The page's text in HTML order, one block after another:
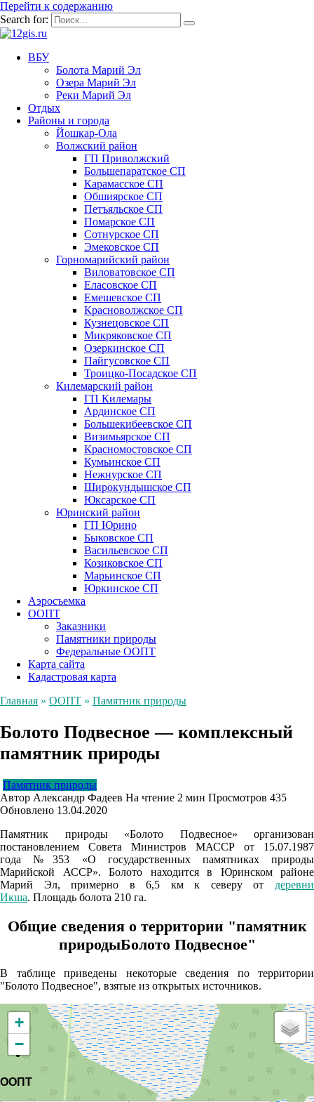
Перейти к содержанию
Search for:
ВБУ
Болота Марий Эл
Озера Марий Эл
Реки Марий Эл
Отдых
Районы и города
Йошкар-Ола
Волжский район
ГП Приволжский
Большепаратское СП
Карамасское СП
Обшиярское СП
Петъяльское СП
Помарское СП
Сотнурское СП
Эмековское СП
Горномарийский район
Виловатовское СП
Еласовское СП
Емешевское СП
Красноволжское СП
Кузнецовское СП
Микряковское СП
Озеркинское СП
Пайгусовское СП
Троицко-Посадское СП
Килемарский район
ГП Килемары
Ардинское СП
Большекибеевское СП
Визимьярское СП
Красномостовское СП
Кумьинское СП
Нежнурское СП
Широкундышское СП
Юксарское СП
Юринский район
ГП Юрино
Быковское СП
Васильевское СП
Козиковское СП
Марьинское СП
Юркинское СП
Аэросъемка
ООПТ
Заказники
Памятники природы
Федеральные ООПТ
Карта сайта
Кадастровая карта
Главная » ООПТ » Памятник природы
Болото Подвесное — комплексный
памятник природы
Памятник природы
Автор Александр Фадеев На чтение 2 мин Просмотров 435
Обновлено 13.04.2020
Памятник природы «Болото Подвесное» организован
постановлением Совета Министров МАССР от 15.07.1987
года №353 «О государственных памятниках природы
Марийской АССР». Болото находится в Юринском районе
Марий Эл, примерно в 6,5 км к северу от деревни
Икша. Площадь болота 210 га.
Общие сведения о территории "памятник
природыБолото Подвесное"
В таблице приведены некоторые сведения по территории
"Болото Подвесное", взятые из открытых источников.
ООПТ
+
−